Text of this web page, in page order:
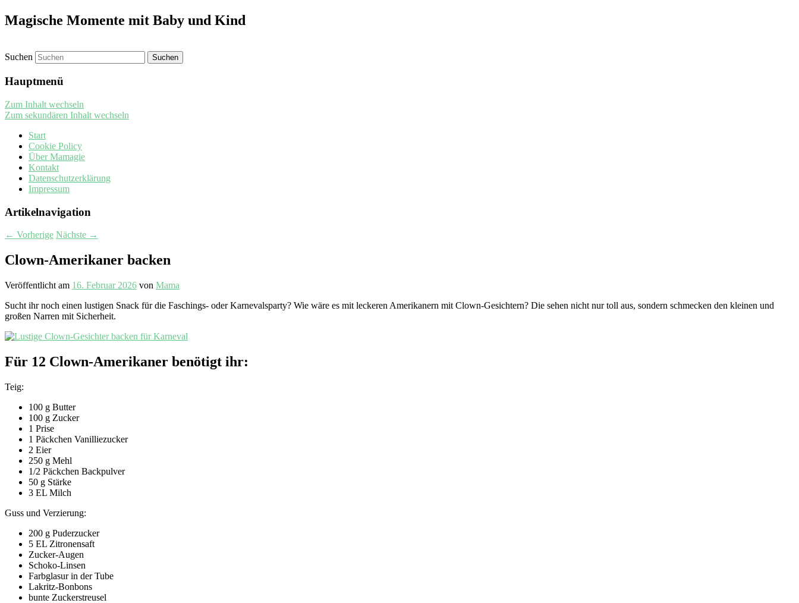
Magische Momente mit Baby und Kind
Suchen
Hauptmenü
Zum Inhalt wechseln
Zum sekundären Inhalt wechseln
Start
Cookie Policy
Über Mamagie
Kontakt
Datenschutzerklärung
Impressum
Artikelnavigation
← Vorherige Nächste →
Clown-Amerikaner backen
Veröffentlicht am 16. Februar 2026 von Mama
Sucht ihr noch einen lustigen Snack für die Faschings- oder Karnevalsparty? Wie wäre es mit leckeren Amerikanern mit Clown-Gesichtern? Die sehen nicht nur toll aus, sondern schmecken den kleinen und
großen Narren mit Sicherheit.
Für 12 Clown-Amerikaner benötigt ihr:
Teig:
100 g Butter
100 g Zucker
1 Prise
1 Päckchen Vanilliezucker
2 Eier
250 g Mehl
1/2 Päckchen Backpulver
50 g Stärke
3 EL Milch
Guss und Verzierung:
200 g Puderzucker
5 EL Zitronensaft
Zucker-Augen
Schoko-Linsen
Farbglasur in der Tube
Lakritz-Bonbons
bunte Zuckerstreusel